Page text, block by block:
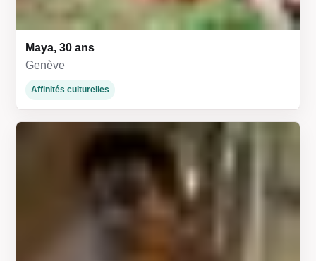
Maya, 30 ans
Genève
Affinités culturelles